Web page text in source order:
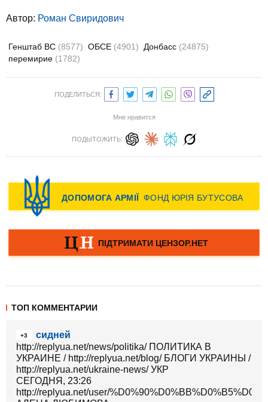
Автор: Роман Свиридович
Генштаб ВС (8577) ОБСЕ (4901) Донбасс (24875)
перемирие (1782)
ПОДЕЛИТЬСЯ:
Мне нравится
ПОДЫТОЖИТЬ:
ТОП КОММЕНТАРИИ
+3
сидней
http://replyua.net/news/politika/ ПОЛИТИКА В
УКРАИНЕ / http://replyua.net/blog/ БЛОГИ УКРАИНЫ /
http://replyua.net/ukraine-news/ УКР
СЕГОДНЯ, 23:26
http://replyua.net/user/